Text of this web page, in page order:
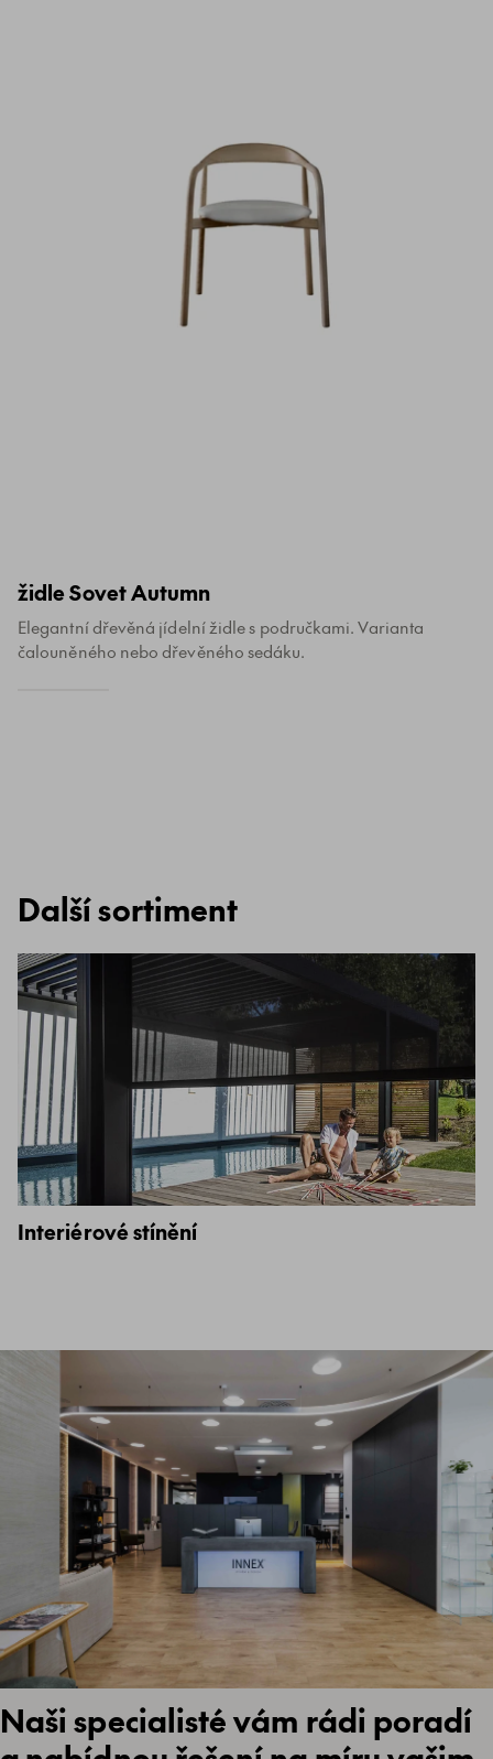
židle Sovet Autumn
Elegantní dřevěná jídelní židle s područkami. Varianta
čalouněného nebo dřevěného sedáku.
Další sortiment
Interiérové stínění
Naši specialisté vám rádi poradí